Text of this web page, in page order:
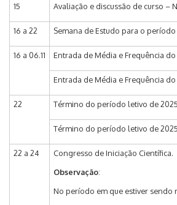
15 Avaliação e discussão de curso –
16 a 22 Semana de Estudo para o
16 a 06.11 Entrada de Média e Frequência
Entrada de Média e Frequência
22 Término do período letivo de
Término do período letivo de
22 a 24
Congresso de Iniciação Científica.
Observação:
No período em que estiver